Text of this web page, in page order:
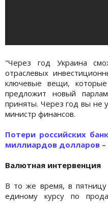
"Через год Украина
отраслевых
ключевые вещи,
предложит новый
приняты. Через год вы не
министр финансов.
Потери российских
миллиардов долларов
Валютная интервенция
В то же время, в
единому курсу по